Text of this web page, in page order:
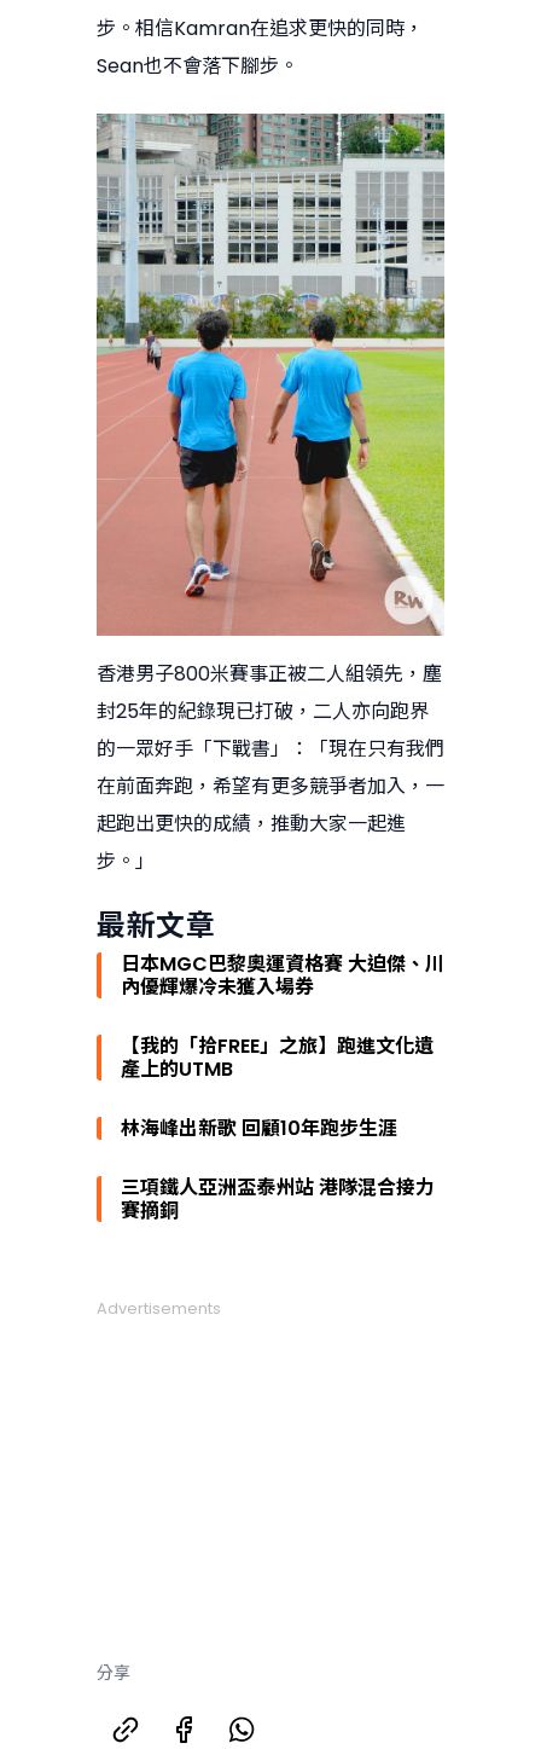
步。相信Kamran在追求更快的同時，
Sean也不會落下腳步。
香港男子800米賽事正被二人組領先，塵
封25年的紀錄現已打破，二人亦向跑界
的一眾好手「下戰書」：「現在只有我們
在前面奔跑，希望有更多競爭者加入，一
起跑出更快的成績，推動大家一起進
步。」
最新文章
日本MGC巴黎奧運資格賽 大迫傑、川
內優輝爆冷未獲入場券
【我的「拾FREE」之旅】跑進文化遺
產上的UTMB
林海峰出新歌 回顧10年跑步生涯
三項鐵人亞洲盃泰州站 港隊混合接力
賽摘銅
Advertisements
分享